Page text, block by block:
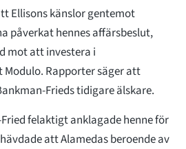
Ellisons känslor gentemot
påverkat hennes affärsbeslut,
mot att investera i
Rapporter säger att
Frieds tidigare älskare.
felaktigt anklagade henne för
att Alamedas beroende av